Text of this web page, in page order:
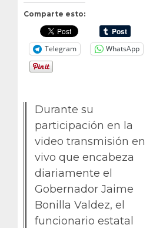
Comparte esto:
Telegram WhatsApp
Durante su
participación en la
video transmisión en
vivo que encabeza
diariamente el
Gobernador Jaime
Bonilla Valdez, el
funcionario estatal